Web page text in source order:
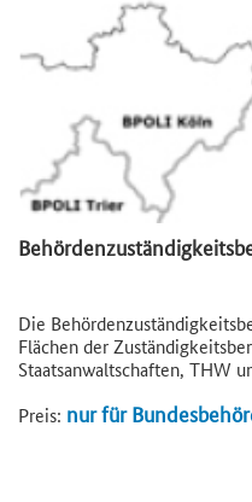
Die
Flächen der
Staatsanwaltschaften, THW
Preis: nur für